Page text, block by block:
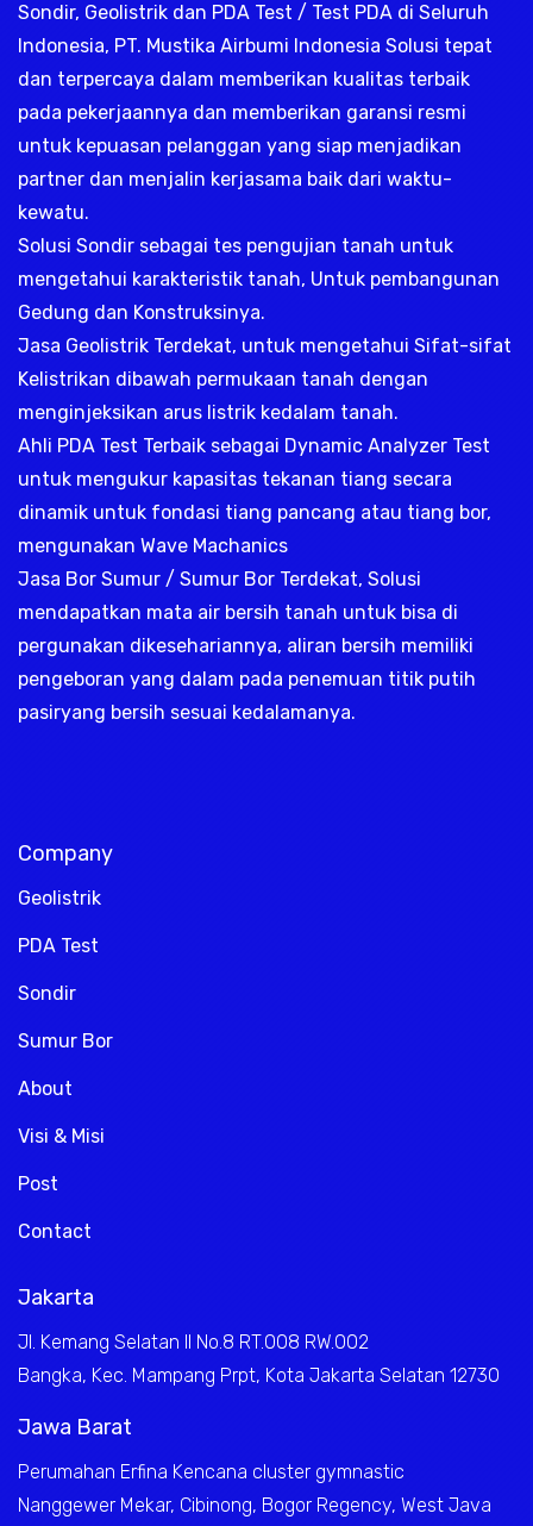
Sondir, Geolistrik dan PDA Test / Test PDA di Seluruh
Indonesia, PT. Mustika Airbumi Indonesia Solusi tepat
dan terpercaya dalam memberikan kualitas terbaik
pada pekerjaannya dan memberikan garansi resmi
untuk kepuasan pelanggan yang siap menjadikan
partner dan menjalin kerjasama baik dari waktu-
kewatu.
Solusi Sondir sebagai tes pengujian tanah untuk
mengetahui karakteristik tanah, Untuk pembangunan
Gedung dan Konstruksinya.
Jasa Geolistrik Terdekat, untuk mengetahui Sifat-sifat
Kelistrikan dibawah permukaan tanah dengan
menginjeksikan arus listrik kedalam tanah.
Ahli PDA Test Terbaik sebagai Dynamic Analyzer Test
untuk mengukur kapasitas tekanan tiang secara
dinamik untuk fondasi tiang pancang atau tiang bor,
mengunakan Wave Machanics
Jasa Bor Sumur / Sumur Bor Terdekat, Solusi
mendapatkan mata air bersih tanah untuk bisa di
pergunakan dikesehariannya, aliran bersih memiliki
pengeboran yang dalam pada penemuan titik putih
pasiryang bersih sesuai kedalamanya.
Company
Geolistrik
PDA Test
Sondir
Sumur Bor
About
Visi & Misi
Post
Contact
Jakarta
Jl. Kemang Selatan II No.8 RT.008 RW.002
Bangka, Kec. Mampang Prpt, Kota Jakarta Selatan 12730
Jawa Barat
Perumahan Erfina Kencana cluster gymnastic
Nanggewer Mekar, Cibinong, Bogor Regency, West Java